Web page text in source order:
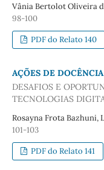
Vânia Bertolot Oliveira
98-100
PDF do Relato 140
AÇÕES DE
DESAFIOS E
TECNOLOGIAS
Rosayna Frota Bazhuni,
101-103
PDF do Relato 141